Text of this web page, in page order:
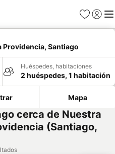
Favoritos
Iniciar
Providencia, Santiago
Huéspedes, habitaciones
2 huéspedes, 1 habitación
Mapa
cerca de Nuestra
(Santiago,